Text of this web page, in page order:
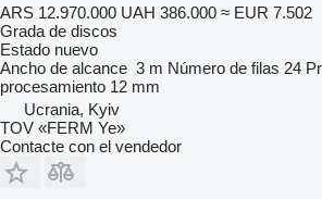
ARS 12.970.000 UAH 386.000 ≈ EUR 7.502
Grada de discos
Estado nuevo
Ancho de alcance 3 m Número de filas 24
procesamiento 12 mm
Ucrania, Kyiv
TOV «FERM Ye»
Contacte con el vendedor